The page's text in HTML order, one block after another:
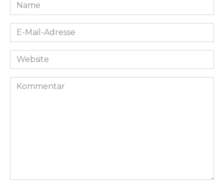
*
E-
Mail-
Adresse
Website
Kommentar